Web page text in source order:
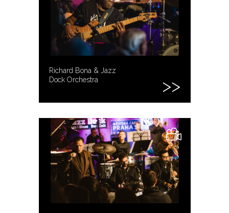
Richard Bona & Jazz
Dock Orchestra